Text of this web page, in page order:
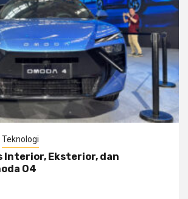
Teknologi
Interior, Eksterior, dan
O4